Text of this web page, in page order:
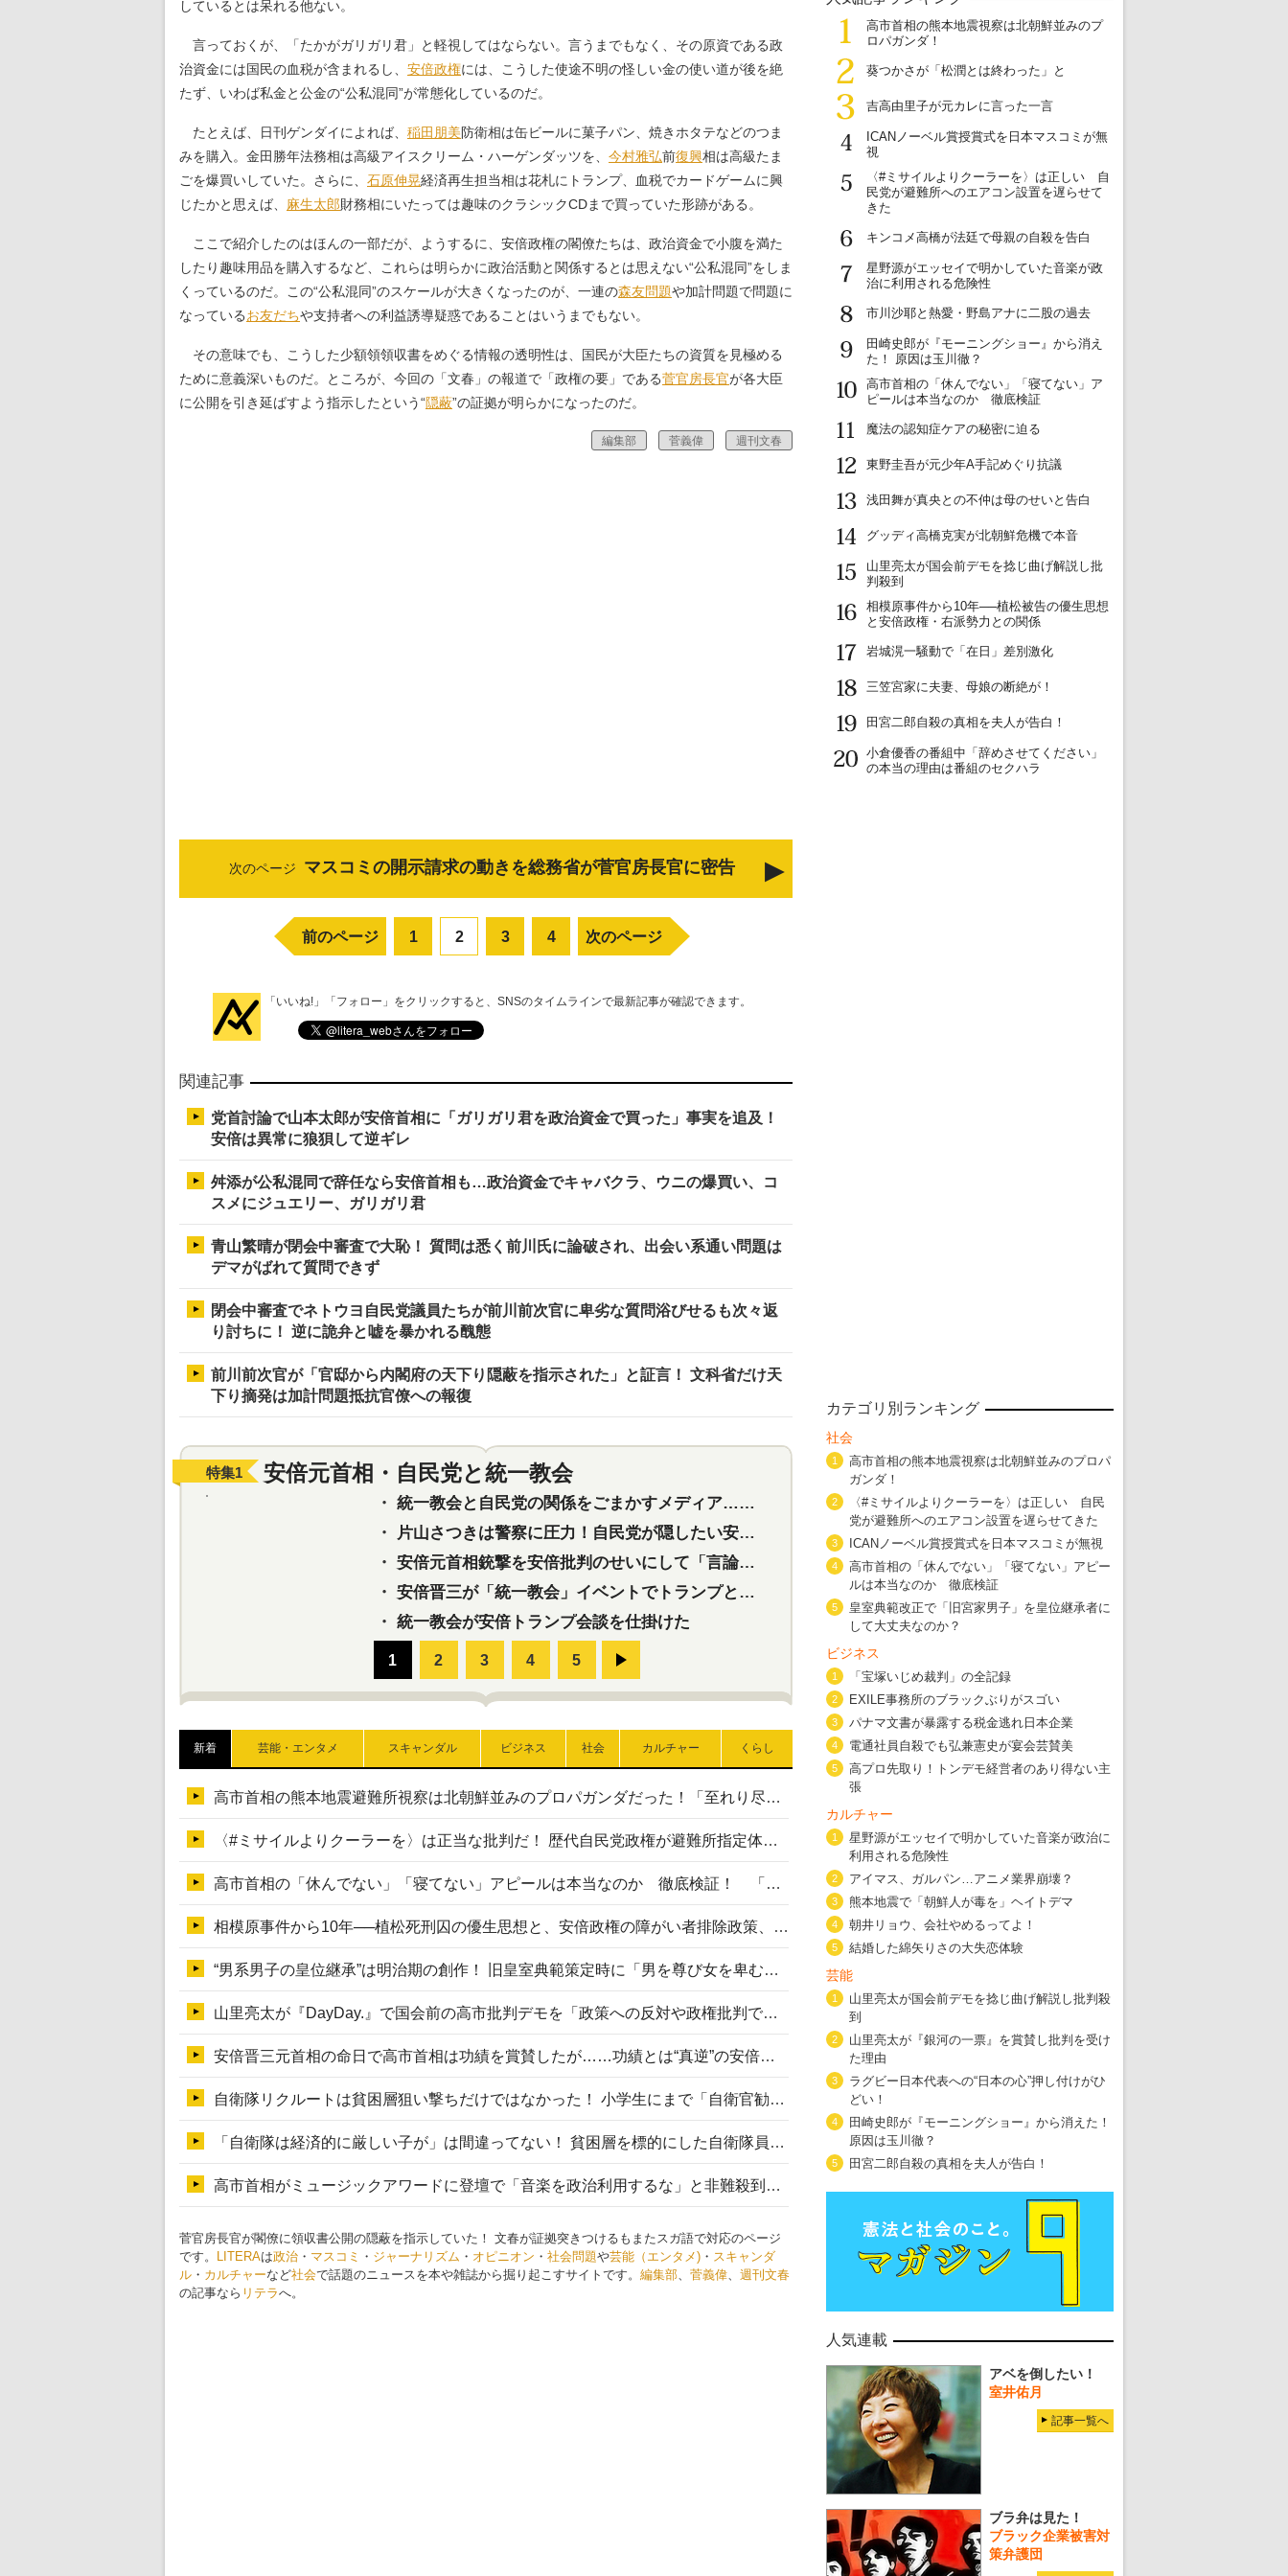
しているとは呆れる他ない。
言っておくが、「たかがガリガリ君」と軽視してはならない。言うまでもなく、その原資である政
治資金には国民の血税が含まれるし、 安倍政権には、こうした使途不明の怪しい金の使い道が後を絶
たず、いわば私金と公金の“公私混同”が常態化しているのだ。
たとえば、日刊ゲンダイによれば、 稲田朋美防衛相は缶ビールに菓子パン、焼きホタテなどのつま
みを購入。金田勝年法務相は高級アイスクリーム・ハーゲンダッツを、 今村雅弘前復興相は高級たま
ごを爆買いしていた。さらに、 石原伸晃経済再生担当相は花札にトランプ、血税でカードゲームに興
じたかと思えば、 麻生太郎財務相にいたっては趣味のクラシックCDまで買っていた形跡がある。
ここで紹介したのはほんの一部だが、ようするに、安倍政権の閣僚たちは、政治資金で小腹を満た
したり趣味用品を購入するなど、これらは明らかに政治活動と関係するとは思えない“公私混同”をしま
くっているのだ。この“公私混同”のスケールが大きくなったのが、一連の森友問題や加計問題で問題に
なっているお友だちや支持者への利益誘導疑惑であることはいうまでもない。
その意味でも、こうした少額領領収書をめぐる情報の透明性は、国民が大臣たちの資質を見極める
ために意義深いものだ。ところが、今回の「文春」の報道で「政権の要」である菅官房長官が各大臣
に公開を引き延ばすよう指示したという“隠蔽”の証拠が明らかになったのだ。
編集部 菅義偉 週刊文春
次のページ マスコミの開示請求の動きを総務省が菅官房長官に密告
前のページ 1 2 3 4 次のページ
「いいね!」「フォロー」をクリックすると、SNSのタイムラインで最新記事が確認できます。
関連記事
党首討論で山本太郎が安倍首相に「ガリガリ君を政治資金で買った」事実を追及！
安倍は異常に狼狽して逆ギレ
舛添が公私混同で辞任なら安倍首相も…政治資金でキャバクラ、ウニの爆買い、コ
スメにジュエリー、ガリガリ君
青山繁晴が閉会中審査で大恥！ 質問は悉く前川氏に論破され、出会い系通い問題は
デマがばれて質問できず
閉会中審査でネトウヨ自民党議員たちが前川前次官に卑劣な質問浴びせるも次々返
り討ちに！ 逆に詭弁と嘘を暴かれる醜態
前川前次官が「官邸から内閣府の天下り隠蔽を指示された」と証言！ 文科省だけ天
下り摘発は加計問題抵抗官僚への報復
特集1 安倍元首相・自民党と統一教会
・ 統一教会と自民党の関係をごまかすメディア…民放は有田芳生に発言自粛を要求
・
片山さつきは警察に圧力！自民党が隠したい安倍元首相と統一教会の深い関係
・ 安倍元首相銃撃を安倍批判のせいにして「言論封殺」に利用する自民党応援団
・ 安倍晋三が「統一教会」イベントでトランプと演説！同性婚や夫婦別姓を攻撃
・ 統一教会が安倍トランプ会談を仕掛けた
特集 東京五輪強行開催特別企画 大ウソだら
・ 五輪入場行進にすぎやまこういちの曲、杉田水脈の
・
大ウソだらけの東京五輪！ 安倍・菅・森はどんな嘘を
・
五輪サッカー・久保建英が南アの陽性者に「僕らに損ではない
・
新着 芸能・エンタメ スキャンダル ビジネス 社会 カルチャー くらし
高市首相の熊本地震避難所視察は北朝鮮並みのプロパガンダだった！「至れり尽くせり」の選ばれた避難所の一方で実態は…
〈#ミサイルよりクーラーを〉は正当な批判だ！ 歴代自民党政権が避難所指定体育館へのエアコン設置を遅らせてきた客観的事実
高市首相の「休んでない」「寝てない」アピールは本当なのか 徹底検証！ 「資料読み込み」「アイロンがけ」も矛盾だらけ…
相模原事件から10年──植松死刑囚の優生思想と、安倍政権の障がい者排除政策、右派勢力の差別主義との関係を改めて問う
“男系男子の皇位継承”は明治期の創作！ 旧皇室典範策定時に「男を尊び女を卑むの慣習、人民の脳髄」とトンデモ論で女性天皇を否定
山里亮太が『DayDay.』で国会前の高市批判デモを「政策への反対や政権批判でない」と捻じ曲げ解説 デモ参加者から批判殺到
安倍晋三元首相の命日で高市首相は功績を賞賛したが……功績とは“真逆”の安倍元首相のトンデモ発言を振り返る
自衛隊リクルートは貧困層狙い撃ちだけではなかった！ 小学生にまで「自衛官勧誘」目的のパンフレット作成
「自衛隊は経済的に厳しい子が」は間違ってない！ 貧困層を標的にした自衛隊員募集、やす子、山上被告も…日本でも進む“経済的徴兵制”
高市首相がミュージックアワードに登壇で「音楽を政治利用するな」と非難殺到！ MAJの国策的本質を批判する声も
菅官房長官が閣僚に領収書公開の隠蔽を指示していた！ 文春が証拠突きつけるもまたスガ語で対応のページ
です。
LITERAは政治 ・ マスコミ ・ ジャーナリズム ・ オピニオン ・ 社会問題や芸能（エンタメ) ・ スキャンダ
ル ・ カルチャーなど社会で話題のニュースを本や雑誌から掘り起こすサイトです。 編集部、 菅義偉、 週刊文春
の記事なら リテラへ。
1
高市首相の熊本地震視察は北朝鮮並みのプ
ロパガンダ！
2
葵つかさが「松潤とは終わった」と
3
吉高由里子が元カレに言った一言
4
ICANノーベル賞授賞式を日本マスコミが無
視
5
〈#ミサイルよりクーラーを〉は正しい 自
民党が避難所へのエアコン設置を遅らせて
きた
6
キンコメ高橋が法廷で母親の自殺を告白
7
星野源がエッセイで明かしていた音楽が政
治に利用される危険性
8
市川沙耶と熱愛・野島アナに二股の過去
9
田崎史郎が『モーニングショー』から消え
た！ 原因は玉川徹？
10
高市首相の「休んでない」「寝てない」ア
ピールは本当なのか 徹底検証
11
魔法の認知症ケアの秘密に迫る
12
東野圭吾が元少年A手記めぐり抗議
13
浅田舞が真央との不仲は母のせいと告白
14
グッディ高橋克実が北朝鮮危機で本音
15
山里亮太が国会前デモを捻じ曲げ解説し批
判殺到
16
相模原事件から10年──植松被告の優生思想
と安倍政権・右派勢力との関係
17
岩城滉一騒動で「在日」差別激化
18
三笠宮家に夫妻、母娘の断絶が！
19
田宮二郎自殺の真相を夫人が告白！
20
小倉優香の番組中「辞めさせてください」
の本当の理由は番組のセクハラ
カテゴリ別ランキング
社会
1
高市首相の熊本地震視察は北朝鮮並みのプロパ
ガンダ！
2
〈#ミサイルよりクーラーを〉は正しい 自民
党が避難所へのエアコン設置を遅らせてきた
3 ICANノーベル賞授賞式を日本マスコミが無視
4
高市首相の「休んでない」「寝てない」アピー
ルは本当なのか 徹底検証
5
皇室典範改正で「旧宮家男子」を皇位継承者に
して大丈夫なのか？
ビジネス
1 「宝塚いじめ裁判」の全記録
2 EXILE事務所のブラックぶりがスゴい
3 パナマ文書が暴露する税金逃れ日本企業
4 電通社員自殺でも弘兼憲史が宴会芸賛美
5
高プロ先取り！トンデモ経営者のあり得ない主
張
カルチャー
1
星野源がエッセイで明かしていた音楽が政治に
利用される危険性
2 アイマス、ガルパン…アニメ業界崩壊？
3 熊本地震で「朝鮮人が毒を」ヘイトデマ
4 朝井リョウ、会社やめるってよ！
5 結婚した綿矢りさの大失恋体験
芸能
1
山里亮太が国会前デモを捻じ曲げ解説し批判殺
到
2
山里亮太が『銀河の一票』を賞賛し批判を受け
た理由
3
ラグビー日本代表への“日本の心”押し付けがひ
どい！
4
田崎史郎が『モーニングショー』から消えた！
原因は玉川徹？
5 田宮二郎自殺の真相を夫人が告白！
人気連載
アベを倒したい！
室井佑月
記事一覧へ
ブラ弁は見た！
ブラック企業被害対
策弁護団